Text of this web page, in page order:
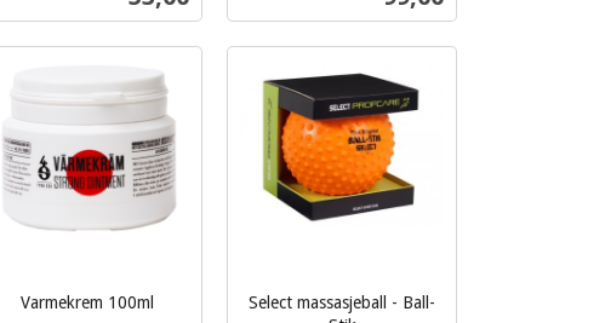
Les mer
Varmekrem 100ml
Select massasjeball - Ball-